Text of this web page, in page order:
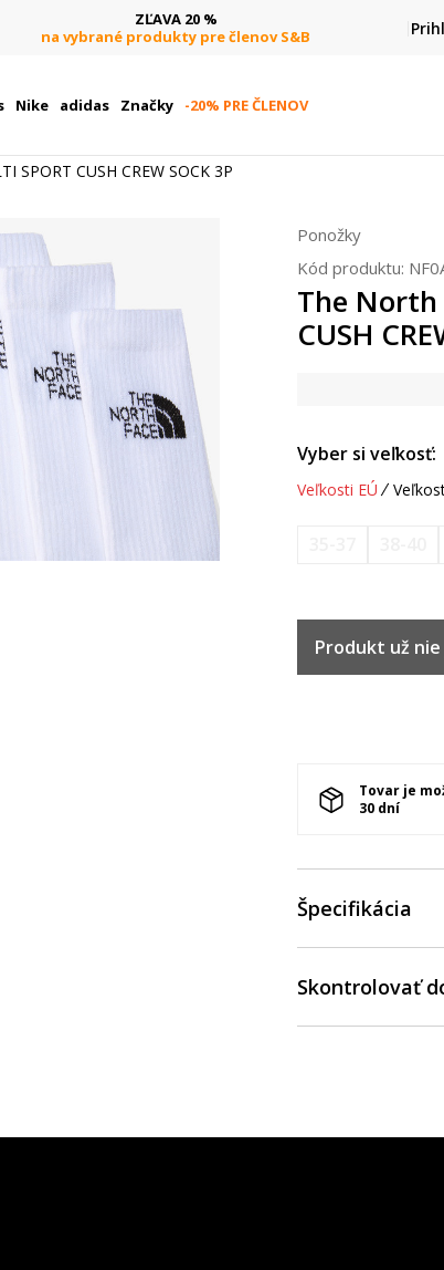
ZĽAVA 20 %
na vybrané produkty pre členov S&B
Nike adidas Značky -20% PRE ČLENOV
SPORT CUSH CREW SOCK 3P
Ponožky
Kód produktu:
The North
CUSH
Vyber si veľkosť:
Veľkosti EÚ
Produkt už
Tovar je
30 dní
Špecifikácia
Skontrolovať